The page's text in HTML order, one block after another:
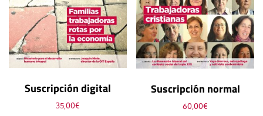
Suscripción digital
35,00€
Suscripción normal
60,00€